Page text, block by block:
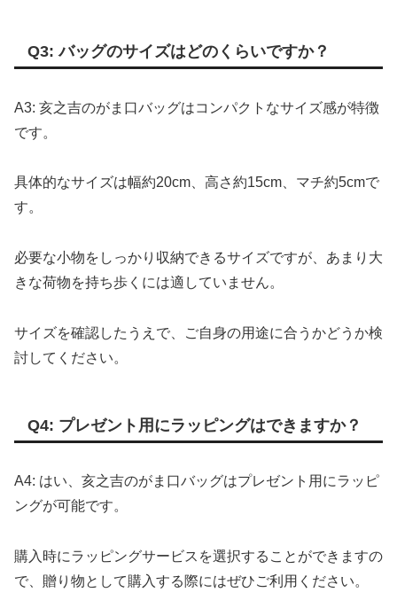
Q3: バッグのサイズはどのくらいですか？
A3: 亥之吉のがま口バッグはコンパクトなサイズ感が特徴
です。
具体的なサイズは幅約20cm、高さ約15cm、マチ約5cmで
す。
必要な小物をしっかり収納できるサイズですが、あまり大
きな荷物を持ち歩くには適していません。
サイズを確認したうえで、ご自身の用途に合うかどうか検
討してください。
Q4: プレゼント用にラッピングはできますか？
A4: はい、亥之吉のがま口バッグはプレゼント用にラッピ
ングが可能です。
購入時にラッピングサービスを選択することができますの
で、贈り物として購入する際にはぜひご利用ください。